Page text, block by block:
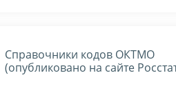
Справочники кодов ОКТМО
(опубликовано на сайте